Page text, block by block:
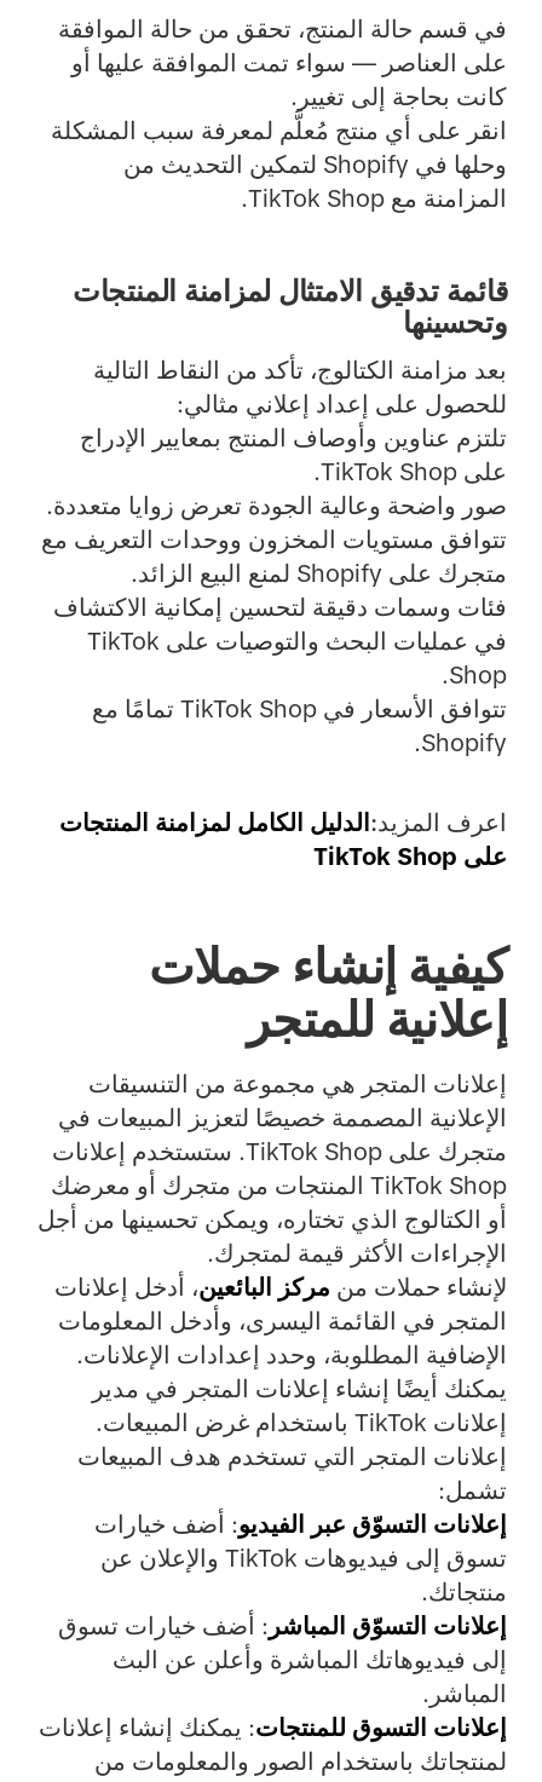
في قسم حالة المنتج، تحقق من حالة الموافقة
على العناصر — سواء تمت الموافقة عليها أو
كانت بحاجة إلى تغيير.
انقر على أي منتج مُعلَّم لمعرفة سبب المشكلة
وحلها في Shopify لتمكين التحديث من
المزامنة مع TikTok Shop.
قائمة تدقيق الامتثال لمزامنة المنتجات
وتحسينها
بعد مزامنة الكتالوج، تأكد من النقاط التالية
للحصول على إعداد إعلاني مثالي:
تلتزم عناوين وأوصاف المنتج بمعايير الإدراج
على TikTok Shop.
صور واضحة وعالية الجودة تعرض زوايا متعددة.
تتوافق مستويات المخزون ووحدات التعريف مع
متجرك على Shopify لمنع البيع الزائد.
فئات وسمات دقيقة لتحسين إمكانية الاكتشاف
في عمليات البحث والتوصيات على TikTok
Shop.
تتوافق الأسعار في TikTok Shop تمامًا مع
Shopify.
اعرف المزيد: الدليل الكامل لمزامنة المنتجات
على TikTok Shop
كيفية إنشاء حملات
إعلانية للمتجر
إعلانات المتجر هي مجموعة من التنسيقات
الإعلانية المصممة خصيصًا لتعزيز المبيعات في
متجرك على TikTok Shop. ستستخدم إعلانات
TikTok Shop المنتجات من متجرك أو معرضك
أو الكتالوج الذي تختاره، ويمكن تحسينها من أجل
الإجراءات الأكثر قيمة لمتجرك.
لإنشاء حملات من مركز البائعين، أدخل
إعلانات
المتجر في القائمة اليسرى، وأدخل المعلومات
الإضافية المطلوبة، وحدد إعدادات الإعلانات.
يمكنك أيضًا إنشاء إعلانات المتجر في مدير
إعلانات TikTok باستخدام غرض المبيعات.
إعلانات المتجر التي تستخدم هدف المبيعات
تشمل:
إعلانات التسوّق عبر الفيديو: أضف خيارات
تسوق إلى فيديوهات TikTok والإعلان عن
منتجاتك.
إعلانات التسوّق المباشر : أضف خيارات تسوق
إلى فيديوهاتك المباشرة وأعلن عن البث
المباشر.
إعلانات التسوق للمنتجات: يمكنك إنشاء إعلانات
لمنتجاتك باستخدام الصور والمعلومات من